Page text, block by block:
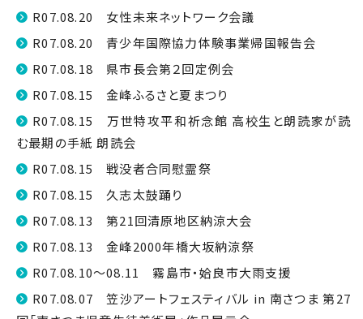
R07.08.20 女性未来ネットワーク会議
R07.08.20 青少年国際協力体験事業帰国報告会
R07.08.18 県市長会第２回定例会
R07.08.15 金峰ふるさと夏まつり
R07.08.15 万世特攻平和祈念館 高校生と朗読家が読
む最期の手紙 朗読会
R07.08.15 戦没者合同慰霊祭
R07.08.15 久志太鼓踊り
R07.08.13 第21回清原地区納涼大会
R07.08.13 金峰2000年橋大坂納涼祭
R07.08.10～08.11 霧島市・姶良市大雨支援
R07.08.07 笠沙アートフェスティバル in 南さつま 第27